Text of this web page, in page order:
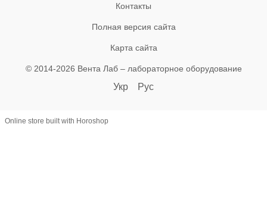
Контакты
Полная версия сайта
Карта сайта
© 2014-2026 Вента Лаб – лабораторное оборудование
Укр Рус
Online store built with Horoshop